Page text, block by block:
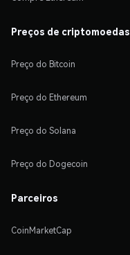
Preços de criptomoedas
Preço do Bitcoin
Preço do Ethereum
Preço do Solana
Preço do Dogecoin
Parceiros
CoinMarketCap